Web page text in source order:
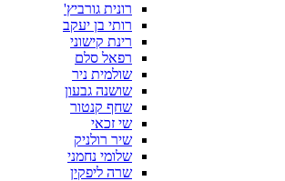
רונית גורביץ'
רותי בן יעקב
רינת קישוני
רפאל סלם
שולמית ניר
שושנה גבעון
שחף קנטור
שי זכאי
שיר רולניק
שלומי נחמני
שרה ליפקין